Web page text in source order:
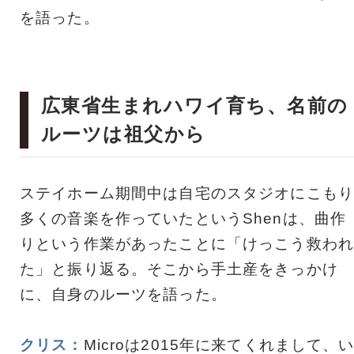
を語った。
広東省生まれハワイ育ち、名前の
ルーツは祖父から
ステイホーム期間中は自宅のスタジオにこもり
多くの音楽を作っていたというShenは、曲作
りという作業があったことに「けっこう救われ
た」と振り返る。そこから手土産をきっかけ
に、自身のルーツを語った。
クリス： Microは2015年に来てくれまして、い